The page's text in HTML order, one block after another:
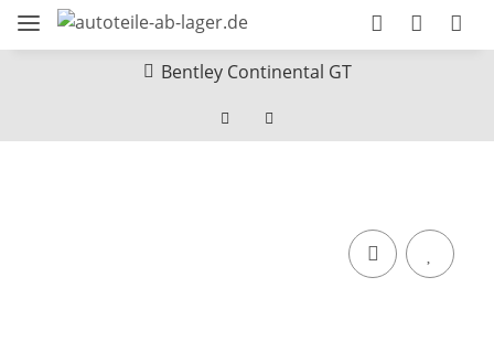
Bentley Continental GT